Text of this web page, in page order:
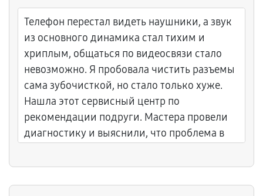
теперь тихо и стабильно.
Телефон перестал видеть наушники, а звук
из основного динамика стал тихим и
хриплым, общаться по видеосвязи стало
невозможно. Я пробовала чистить разъемы
сама зубочисткой, но стало только хуже.
Нашла этот сервисный центр по
рекомендации подруги. Мастера провели
диагностику и выяснили, что проблема в
аудиокодека. Ремонт занял чуть больше